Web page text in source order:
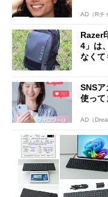
AD（Rチ
Razer
4」は
なくて
SNSア
使って
AD（